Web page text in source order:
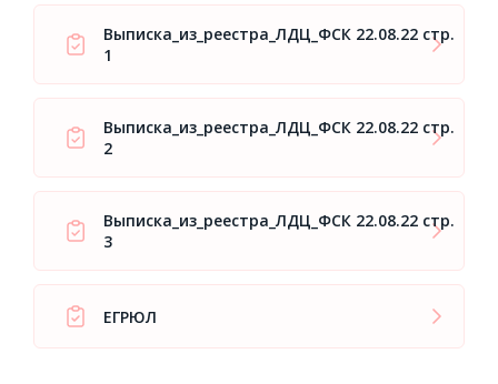
Выписка_из_реестра_ЛДЦ_ФСК 22.08.22 стр.
1
Выписка_из_реестра_ЛДЦ_ФСК 22.08.22 стр.
2
Выписка_из_реестра_ЛДЦ_ФСК 22.08.22 стр.
3
ЕГРЮЛ